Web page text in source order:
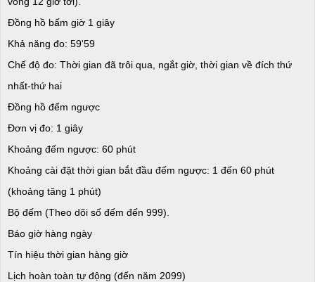
Đồng hồ bấm giờ 1 giây
Khả năng đo: 59'59
Chế độ đo: Thời gian đã trôi qua, ngắt giờ, thời gian về đích thứ
nhất-thứ hai
Đồng hồ đếm ngược
Đơn vị đo: 1 giây
Khoảng đếm ngược: 60 phút
Khoảng cài đặt thời gian bắt đầu đếm ngược: 1 đến 60 phút
(khoảng tăng 1 phút)
Bộ đếm (Theo dõi số đếm đến 999).
Báo giờ hàng ngày
Tín hiệu thời gian hàng giờ
Lịch hoàn toàn tự động (đến năm 2099)